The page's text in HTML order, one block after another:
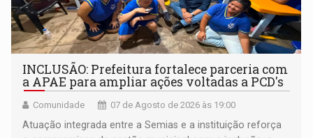
INCLUSÃO: Prefeitura fortalece parceria com
a APAE para ampliar ações voltadas a PCD's
Comunidade 07 de Agosto de 2026 às 19:00
Atuação integrada entre a Semias e a instituição reforça